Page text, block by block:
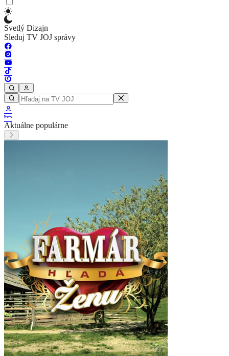
Svetlý Dizajn
Sleduj TV JOJ správy
Aktuálne populárne